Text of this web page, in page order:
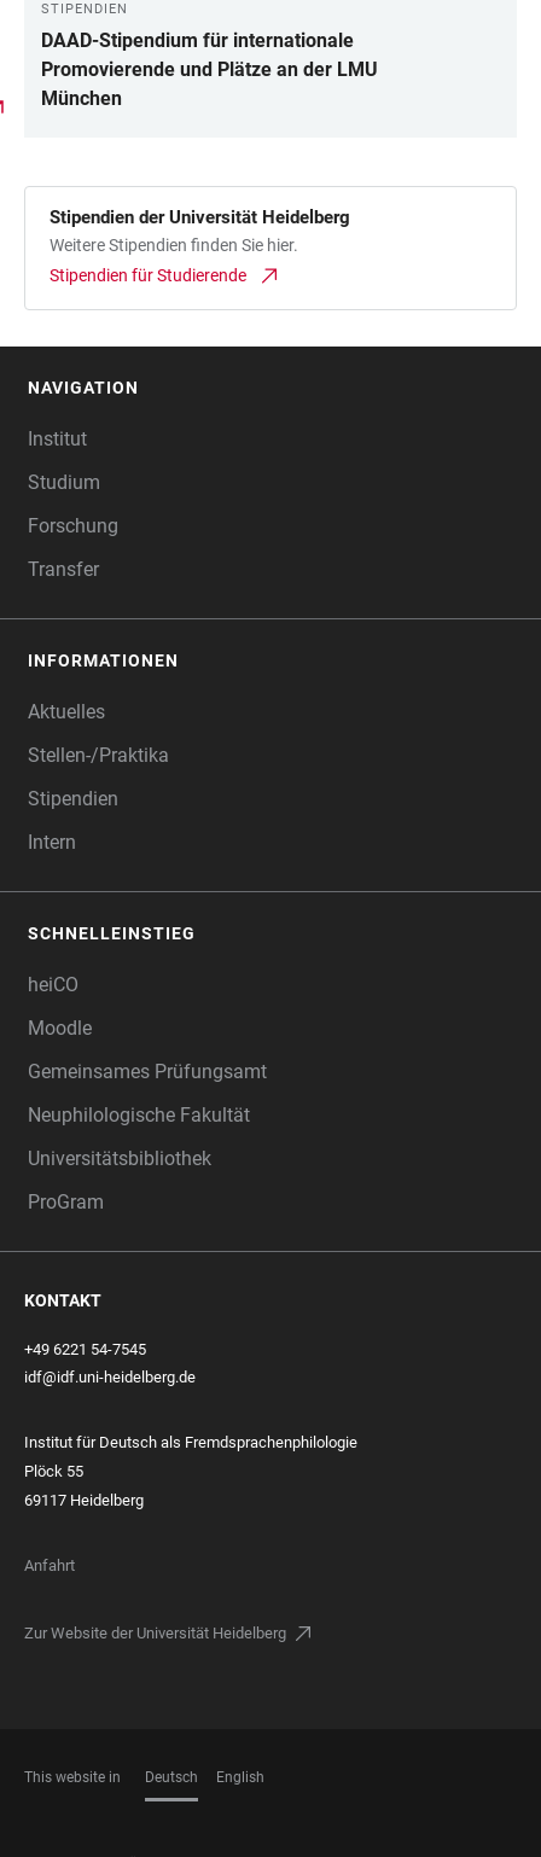
STIPENDIEN
DAAD-Stipendium für internationale
Promovierende und Plätze an der LMU
München
Stipendien der Universität Heidelberg
Weitere Stipendien finden Sie hier.
Stipendien für Studierende
NAVIGATION
Institut
Studium
Forschung
Transfer
INFORMATIONEN
Aktuelles
Stellen-/Praktika
Stipendien
Intern
SCHNELLEINSTIEG
heiCO
Moodle
Gemeinsames Prüfungsamt
Neuphilologische Fakultät
Universitätsbibliothek
ProGram
KONTAKT
+49 6221 54-7545
idf@idf.uni-heidelberg.de
Institut für Deutsch als Fremdsprachenphilologie
Plöck 55
69117 Heidelberg
Anfahrt
Zur Website der Universität Heidelberg
This website in Deutsch English